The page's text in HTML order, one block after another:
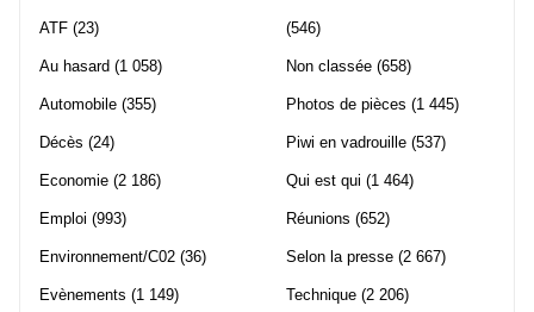
ATF (23)
Au hasard (1 058)
Automobile (355)
Décès (24)
Economie (2 186)
Emploi (993)
Environnement/C02 (36)
Evènements (1 149)
(546)
Non classée (658)
Photos de pièces (1 445)
Piwi en vadrouille (537)
Qui est qui (1 464)
Réunions (652)
Selon la presse (2 667)
Technique (2 206)